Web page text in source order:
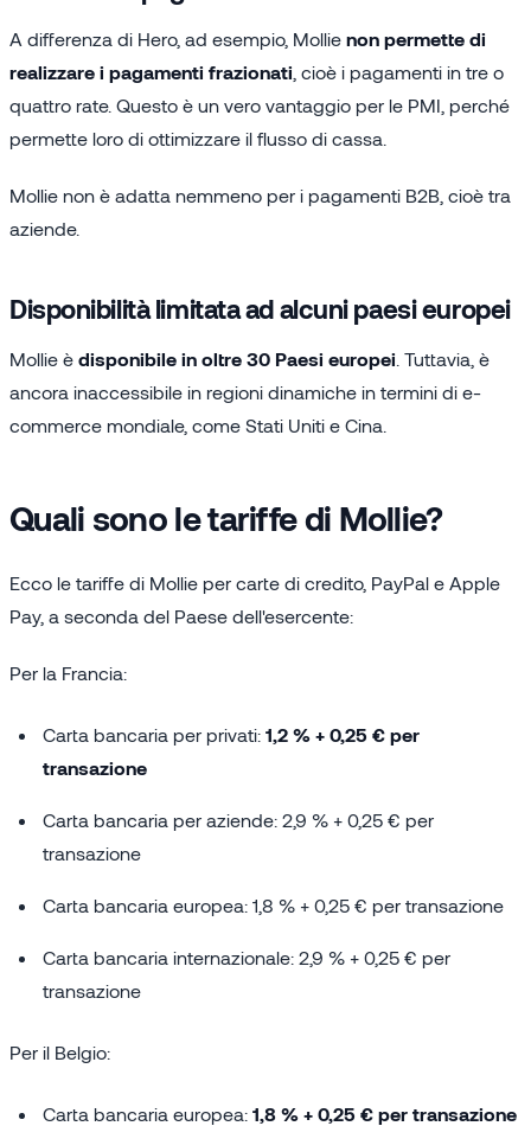
A differenza di Hero, ad esempio, Mollie non permette di
realizzare i pagamenti frazionati , cioè i pagamenti in tre o
quattro rate. Questo è un vero vantaggio per le PMI, perché
permette loro di ottimizzare il flusso di cassa.
Mollie non è adatta nemmeno per i pagamenti B2B, cioè tra
aziende.
Disponibilità limitata ad alcuni paesi europei
Mollie è disponibile in oltre 30 Paesi europei . Tuttavia, è
ancora inaccessibile in regioni dinamiche in termini di e-
commerce mondiale, come Stati Uniti e Cina.
Quali sono le tariffe di Mollie?
Ecco le tariffe di Mollie per carte di credito, PayPal e Apple
Pay, a seconda del Paese dell'esercente:
Per la Francia:
Carta bancaria per privati: 1,2 % + 0,25 € per
transazione
Carta bancaria per aziende: 2,9 % + 0,25 € per
transazione
Carta bancaria europea: 1,8 % + 0,25 € per transazione
Carta bancaria internazionale: 2,9 % + 0,25 € per
transazione
Per il Belgio:
Carta bancaria europea: 1,8 % + 0,25 € per transazione